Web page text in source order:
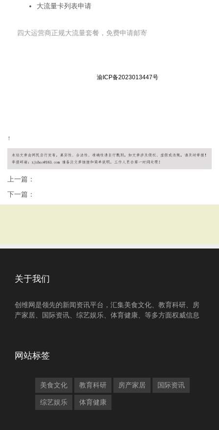
大流量卡列表申请
四大运营商正规大流量套餐，免费申请邮寄
渝ICP备2023013447号
↑
上一篇：
下一篇：
关于我们
创维网是领先的新闻资讯平台，汇集美食文化、教育科研、房
产家居、国际资讯、综艺娱乐、体育健康、等多方面权威信息
网站标签
美食文化 教育科研 房产家居 国际资讯
综艺娱乐 体育健康